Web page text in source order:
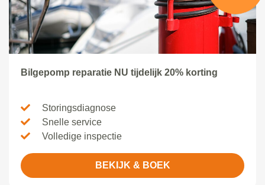
Bilgepomp reparatie NU tijdelijk 20% korting
Storingsdiagnose
Snelle service
Volledige inspectie
BEKIJK & BOEK